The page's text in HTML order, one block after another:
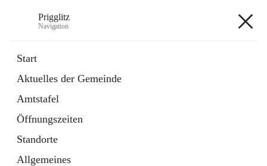
Prigglitz
Navigation
Start
Aktuelles der Gemeinde
Amtstafel
Öffnungszeiten
Standorte
Allgemeines
Externe Webseite
in
Tab
Gemeindezeitung
Ordner
öffnet
in
neuem
Tab